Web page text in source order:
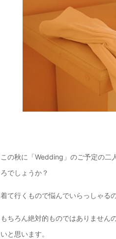
この秋に「Wedding」のご予定の二
ろでしょうか？
着て行くもので悩んでいらっしゃる
もちろん絶対的ものではありません
いと思います。